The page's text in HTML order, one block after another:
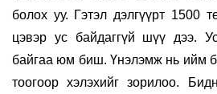
болох уу. Гэтэл дэлгүүрт 1500
цэвэр ус байдаггүй шүү дээ.
байгаа юм биш. Үнэлэмж нь ийм
тоогоор хэлэхийг зорилоо.